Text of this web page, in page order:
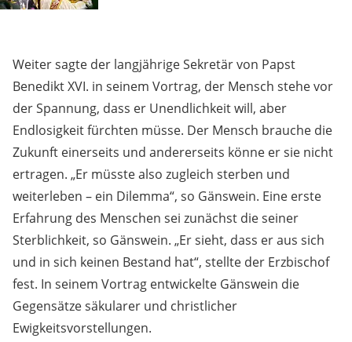
Weiter sagte der langjährige Sekretär von Papst
Benedikt XVI. in seinem Vortrag, der Mensch stehe vor
der Spannung, dass er Unendlichkeit will, aber
Endlosigkeit fürchten müsse. Der Mensch brauche die
Zukunft einerseits und andererseits könne er sie nicht
ertragen. „Er müsste also zugleich sterben und
weiterleben – ein Dilemma“, so Gänswein. Eine erste
Erfahrung des Menschen sei zunächst die seiner
Sterblichkeit, so Gänswein. „Er sieht, dass er aus sich
und in sich keinen Bestand hat“, stellte der Erzbischof
fest. In seinem Vortrag entwickelte Gänswein die
Gegensätze säkularer und christlicher
Ewigkeitsvorstellungen.